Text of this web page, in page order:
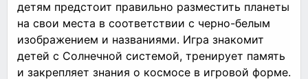
детям предстоит правильно разместить планеты
на свои места в соответствии с черно-белым
изображением и названиями. Игра знакомит
детей с Солнечной системой, тренирует память
и закрепляет знания о космосе в игровой форме.